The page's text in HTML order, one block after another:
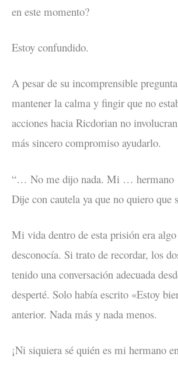
en este momento?
Estoy confundido.
A pesar de su incomprensible
mantener la calma y fingir que no
acciones hacia Ricdorian no
más sincero compromiso ayudarlo.
“… No me dijo nada. Mi … hermano
Dije con cautela ya que no quiero que
Mi vida dentro de esta prisión era
desconocía. Si trato de recordar, los
tenido una conversación adecuada
desperté. Solo había escrito «Estoy
anterior. Nada más y nada menos.
¡Ni siquiera sé quién es mi hermano